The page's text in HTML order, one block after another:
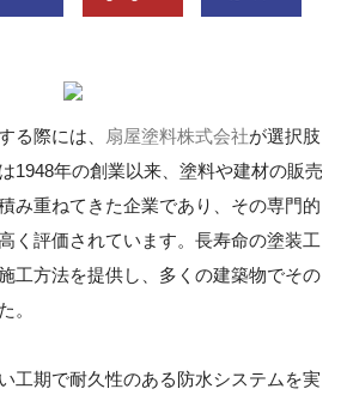
る際には、 扇屋塗料株式会社が選択肢
1948年の創業以来、塗料や建材の販売
み重ねてきた企業であり、その専門的
く評価されています。長寿命の塗装工
工方法を提供し、多くの建築物でその
。
工期で耐久性のある防水システムを実